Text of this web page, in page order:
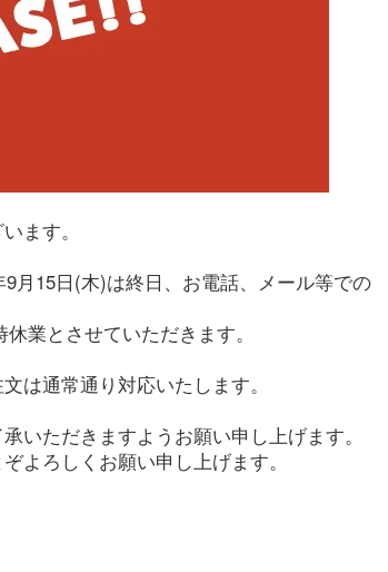
ます。
月15日(木)は終日、お電話、メール等での
業とさせていただきます。
は通常通り対応いたします。
いただきますようお願い申し上げます。
よろしくお願い申し上げます。